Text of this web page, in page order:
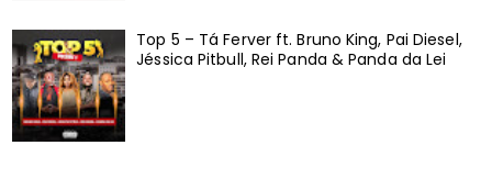
Top 5 – Tá Ferver ft. Bruno King, Pai Diesel,
Jéssica Pitbull, Rei Panda & Panda da Lei